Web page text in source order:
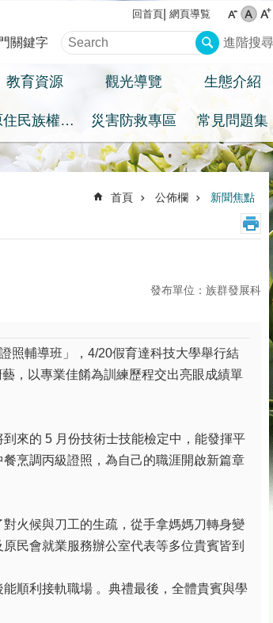
回首頁 網頁導覧
關鍵字 進階搜尋
教育資源 觀光導覽 生態介紹
原住民族權益專區 災害防救專區 常見問題集
首頁 公佈欄 新聞焦點
發布單位：族群發展科
照輔導班」，4/20假育達科技大學舉行結
，以專業佳餚為訓練歷程交出亮眼成績單
來的 5 月份技術士技能檢定中，能發揮平
烹調丙級證照，為自己的職涯開啟新篇章
火候與刀工的生疏，從手拿媽媽刀轉身變
民會就業服務辦公室代表等多位貴賓皆到
順利接軌職場 。典禮最後，全體貴賓與學